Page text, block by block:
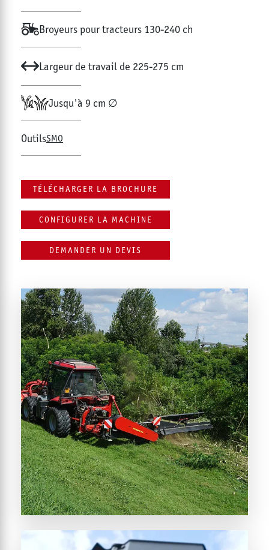
Broyeurs pour tracteurs 130-240 ch
Largeur de travail de 225-275 cm
Jusqu'à 9 cm ∅
OutilsSMO
TÉLÉCHARGER LA BROCHURE
CONFIGURER LA MACHINE